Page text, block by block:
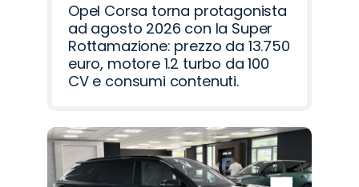
Opel Corsa torna protagonista
ad agosto 2026 con la Super
Rottamazione: prezzo da 13.750
euro, motore 1.2 turbo da 100
CV e consumi contenuti.